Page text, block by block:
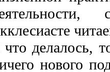
делалось,
нового